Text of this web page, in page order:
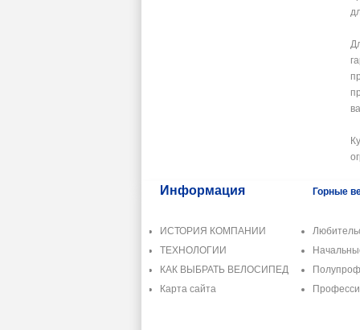
Информация
ИСТОРИЯ КОМПАНИИ
ТЕХНОЛОГИИ
КАК ВЫБРАТЬ ВЕЛОСИПЕД
Карта сайта
Горные